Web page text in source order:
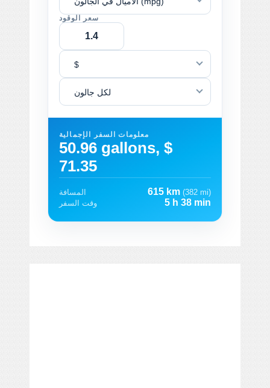
سعر الوقود
$
لكل جالون
معلومات السفر الإجمالية
50.96 gallons, $
71.35
المسافة 615 km (382 mi)
وقت السفر
5 h 38 min